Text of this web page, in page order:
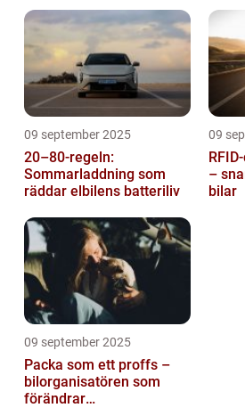
09 september 2025
20–80-regeln:
Sommarladdning som
räddar elbilens batteriliv
09
–
bilar
09 september 2025
Packa som ett proffs –
bilorganisatören som
förändrar